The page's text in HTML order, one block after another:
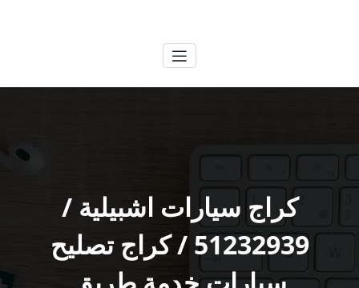
كراج سيارات اشبيلية /
51232939‬ / كراج تصليح